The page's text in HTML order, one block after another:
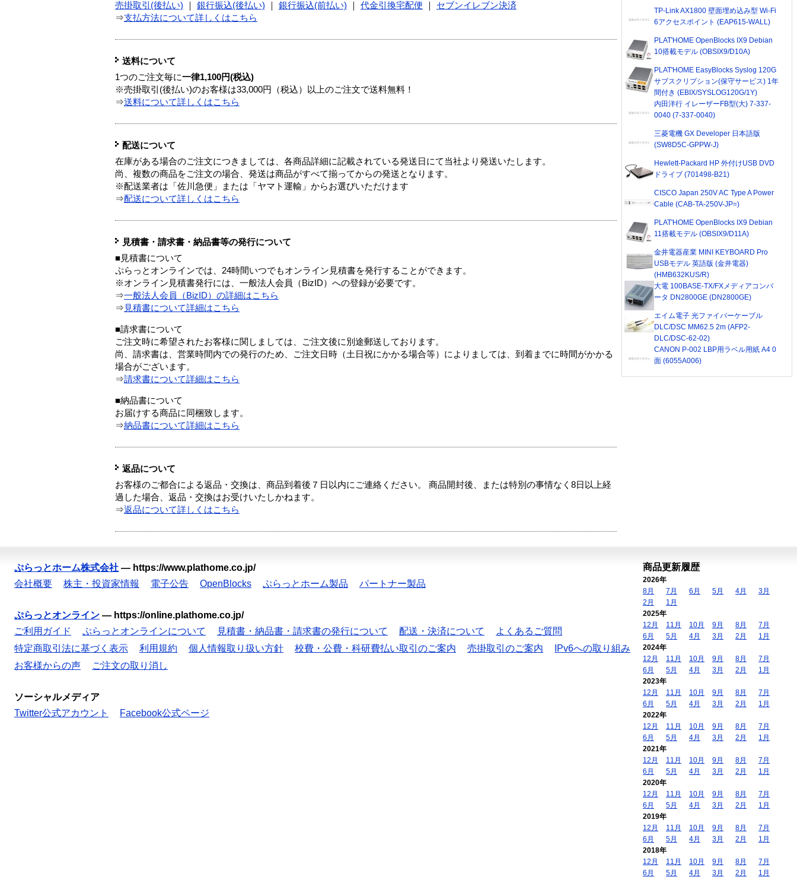
売掛取引(後払い) 銀行振込(後払い) 銀行振込(前払い) 代金引換宅配便
セブンイレブン決済
⇒支払方法について詳しくはこちら
送料について
1つのご注文毎に一律1,100円(税込)
※売掛取引(後払い)のお客様は33,000円（税込）以上のご注文で送料無料！
⇒送料について詳しくはこちら
配送について
在庫がある場合のご注文につきましては、各商品詳細に記載されている発送日にて当社より発送いたします。
尚、複数の商品をご注文の場合、発送は商品がすべて揃ってからの発送となります。
※配送業者は「佐川急便」または「ヤマト運輸」からお選びいただけます
⇒配送について詳しくはこちら
見積書・請求書・納品書等の発行について
■見積書について
ぷらっとオンラインでは、24時間いつでもオンライン見積書を発行することができます。
※オンライン見積書発行には、一般法人会員（BizID）への登録が必要です。
⇒一般法人会員（BizID）の詳細はこちら
⇒ 見積書について詳細はこちら
■請求書について
ご注文時に希望されたお客様に関しましては、ご注文後に別途郵送しております。
尚、請求書は、営業時間内での発行のため、ご注文日時（土日祝にかかる場合等）によりましては、到着までに時間がかかる
場合がございます。
⇒請求書について詳細はこちら
■納品書について
お届けする商品に同梱致します。
⇒納品書について詳細はこちら
返品について
お客様のご都合による返品・交換は、商品到着後７日以内にご連絡ください。 商品開封後、または特別の事情なく8日以上経
過した場合、返品・交換はお受けいたしかねます。
⇒返品について詳しくはこちら
TP-Link AX1800 壁面埋め込み型 Wi-Fi
6アクセスポイント (EAP615-WALL)
PLAT'HOME OpenBlocks IX9 Debian
10搭載モデル (OBSIX9/D10A)
PLAT'HOME EasyBlocks Syslog 120G
サブスクリプション(保守サービス) 1年
間付き (EBIX/SYSLOG120G/1Y)
内田洋行 イレーザーFB型(大) 7-337-
0040 (7-337-0040)
三菱電機 GX Developer 日本語版
(SW8D5C-GPPW-J)
Hewlett-Packard HP 外付けUSB DVD
ドライブ (701498-B21)
CISCO Japan 250V AC Type A Power
Cable (CAB-TA-250V-JP=)
PLAT'HOME OpenBlocks IX9 Debian
11搭載モデル (OBSIX9/D11A)
金井電器産業 MINI KEYBOARD Pro
USBモデル 英語版 (金井電器)
(HMB632KUS/R)
大電 100BASE-TX/FXメディアコンバ
ータ DN2800GE (DN2800GE)
エイム電子 光ファイバーケーブル
DLC/DSC MM62.5 2m (AFP2-
DLC/DSC-62-02)
CANON P-002 LBP用ラベル用紙 A4 0
面 (6055A006)
ぷらっとホーム株式会社 — https://www.plathome.co.jp/
会社概要
株主・投資家情報 電子公告 OpenBlocks ぷらっとホーム製品 パートナー製品
ぷらっとオンライン — https://online.plathome.co.jp/
ご利用ガイド
ぷらっとオンラインについて 見積書・納品書・請求書の発行について 配送・決済について
よくあるご質問
特定商取引法に基づく表示
利用規約 個人情報取り扱い方針 校費・公費・科研費払い取引のご案内 売掛取引のご案内
IPv6への取り組み
お客様からの声
ご注文の取り消し
ソーシャルメディア
Twitter公式アカウント
Facebook公式ページ
商品更新履歴
2026年
8月
7月 6月 5月 4月
3月
2月
1月
2025年
12月
11月 10月 9月 8月
7月
6月
5月 4月 3月 2月
1月
2024年
12月
11月 10月 9月 8月
7月
6月
5月 4月 3月 2月
1月
2023年
12月
11月 10月 9月 8月
7月
6月
5月 4月 3月 2月
1月
2022年
12月
11月 10月 9月 8月
7月
6月
5月 4月 3月 2月
1月
2021年
12月
11月 10月 9月 8月
7月
6月
5月 4月 3月 2月
1月
2020年
12月
11月 10月 9月 8月
7月
6月
5月 4月 3月 2月
1月
2019年
12月
11月 10月 9月 8月
7月
6月
5月 4月 3月 2月
1月
2018年
12月
11月 10月 9月 8月
7月
6月
5月 4月 3月 2月
1月